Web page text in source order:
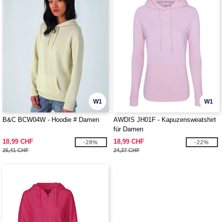
W1
B&C BCW04W - Hoodie # Damen
18,99 CHF
26,41 CHF
-28%
W1
AWDIS JH01F - Kapuzensweatshirt
für Damen
18,99 CHF
24,37 CHF
-22%